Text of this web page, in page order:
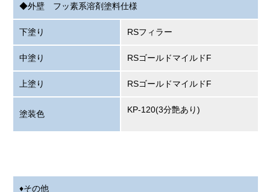
◆外壁 フッ素系溶剤塗料仕様
下塗り RSフィラー
中塗り RSゴールドマイルドF
上塗り RSゴールドマイルドF
塗装色 KP-120(3分艶あり)
♦その他